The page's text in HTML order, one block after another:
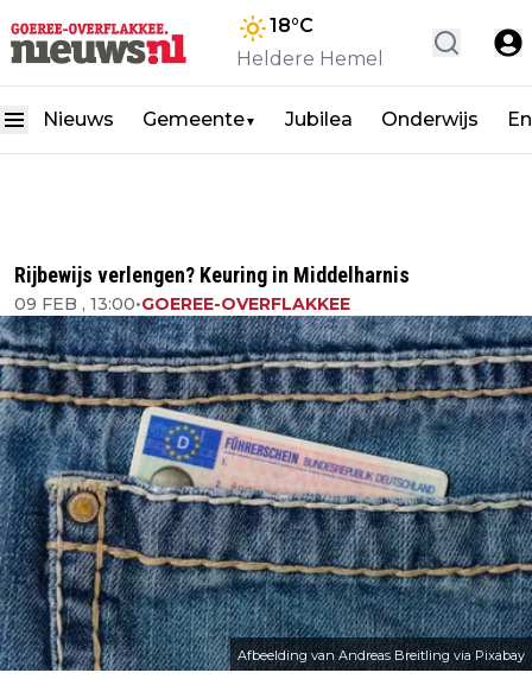
18°C
Heldere Hemel
Nieuws Gemeente▼ Jubilea Onderwijs
Rijbewijs verlengen? Keuring in Middelharnis
09 FEB , 13:00•GOEREE-OVERFLAKKEE
Afbeelding van Andreas Breitling via Pixabay